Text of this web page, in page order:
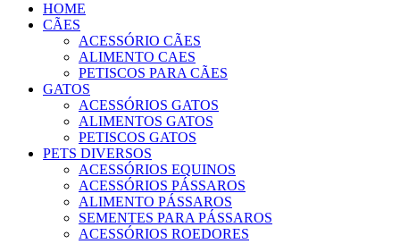
HOME
CÃES
ACESSÓRIO CÃES
ALIMENTO CAES
PETISCOS PARA CÃES
GATOS
ACESSÓRIOS GATOS
ALIMENTOS GATOS
PETISCOS GATOS
PETS DIVERSOS
ACESSÓRIOS EQUINOS
ACESSÓRIOS PÁSSAROS
ALIMENTO PÁSSAROS
SEMENTES PARA PÁSSAROS
ACESSÓRIOS ROEDORES